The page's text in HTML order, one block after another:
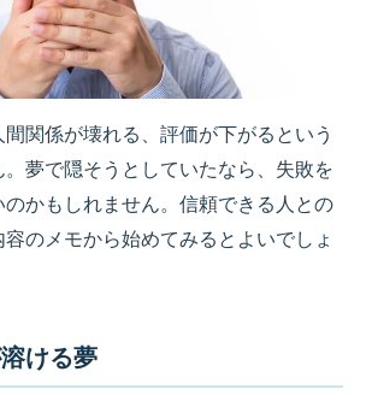
関係が壊れる、評価が下がるという
夢で隠そうとしていたなら、失敗を
のかもしれません。信頼できる人との
のメモから始めてみるとよいでしょ
ける夢